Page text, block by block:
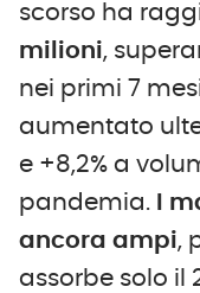
scorso ha
milioni,
nei primi 7
aumentato
e +8,2% a
pandemia.
I
ancora ampi,
assorbe solo il